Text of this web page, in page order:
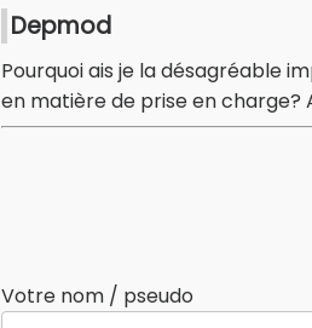
Depmod
Pourquoi ais je la désagréable
en matière de prise en charge?
Votre nom / pseudo